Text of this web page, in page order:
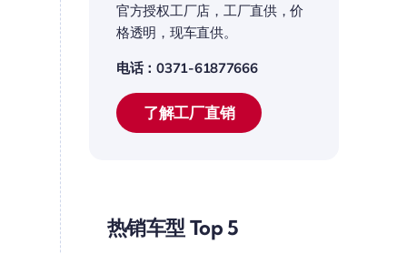
官方授权工厂店，工厂直供，价
格透明，现车直供。
电话：0371-61877666
了解工厂直销
热销车型 Top 5